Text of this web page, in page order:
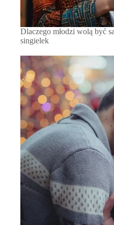
Dlaczego młodzi wolą być
singielek